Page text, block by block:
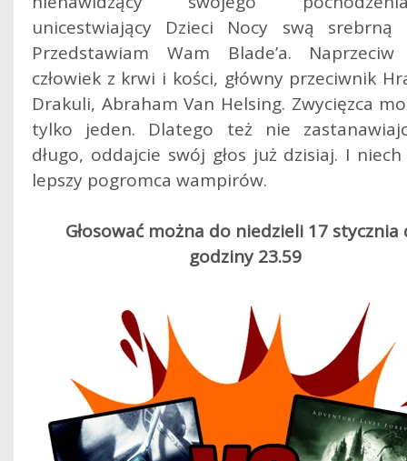
unicestwiający Dzieci Nocy swą srebrną
Przedstawiam Wam Blade’a.
człowiek z krwi i kości, główny przeciwnik
Drakuli, Abraham Van Helsing. Zwycięzca
tylko jeden. Dlatego też nie
długo, oddajcie swój głos już dzisiaj. I
lepszy pogromca wampirów.
Głosować można do niedzieli 17 stycznia
godziny 23.59